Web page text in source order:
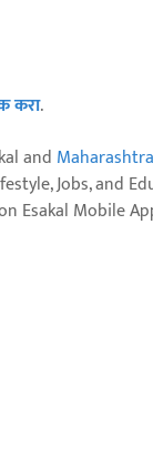
करा.
and
Jobs, and
on Esakal